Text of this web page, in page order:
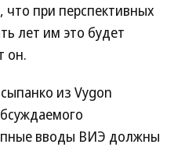
что при перспективных
лет им это будет
он.
из Vygon
вводы ВИЭ должны